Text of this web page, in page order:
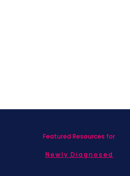
Featured Resources for
Newly Diagnosed